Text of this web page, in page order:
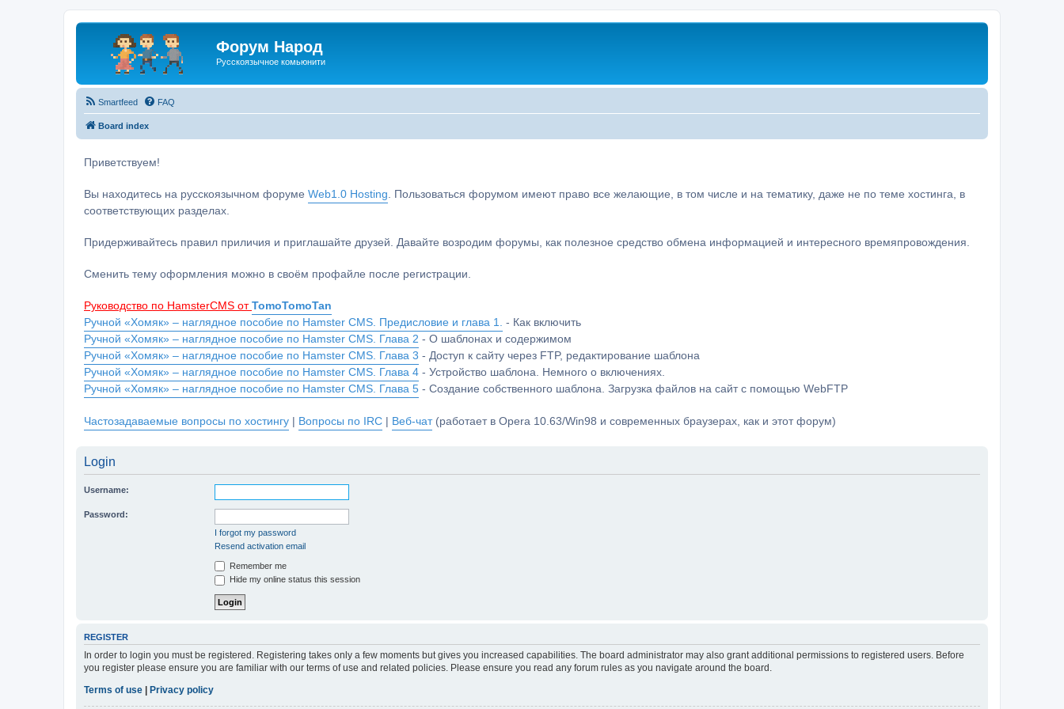
Форум Народ
Русскоязычное комьюнити
Smartfeed FAQ
Board index
Приветствуем!
Вы находитесь на русскоязычном форуме Web1.0 Hosting . Пользоваться форумом имеют право все желающие, в том числе и на тематику, даже не по теме хостинга, в
соответствующих разделах.
Придерживайтесь правил приличия и приглашайте друзей. Давайте возродим форумы, как полезное средство обмена информацией и интересного времяпровождения.
Сменить тему оформления можно в своём профайле после регистрации.
Руководство по HamsterCMS от TomoTomoTan
Ручной «Хомяк» – наглядное пособие по Hamster CMS. Предисловие и глава 1.
- Как включить
Ручной «Хомяк» – наглядное пособие по Hamster CMS. Глава 2 - О шаблонах и содержимом
Ручной «Хомяк» – наглядное пособие по Hamster CMS. Глава 3 - Доступ к сайту через FTP, редактирование шаблона
Ручной «Хомяк» – наглядное пособие по Hamster CMS. Глава 4 - Устройство шаблона. Немного о включениях.
Ручной «Хомяк» – наглядное пособие по Hamster CMS. Глава 5 - Создание собственного шаблона. Загрузка файлов на сайт с помощью WebFTP
Частозадаваемые вопросы по хостингу | Вопросы по IRC | Веб-чат(работает в Opera 10.63/Win98 и современных браузерах, как и этот форум)
Login
Username:
Password:
I forgot my password
Resend activation email
Remember me
Hide my online status this session
REGISTER
In order to login you must be registered. Registering takes only a few moments but gives you increased capabilities. The board administrator may also grant additional permissions to registered users. Before
you register please ensure you are familiar with our terms of use and related policies. Please ensure you read any forum rules as you navigate around the board.
Terms of use
Privacy policy